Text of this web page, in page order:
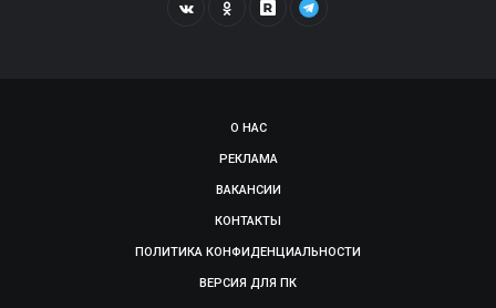
О НАС
РЕКЛАМА
ВАКАНСИИ
КОНТАКТЫ
ПОЛИТИКА КОНФИДЕНЦИАЛЬНОСТИ
ВЕРСИЯ ДЛЯ ПК